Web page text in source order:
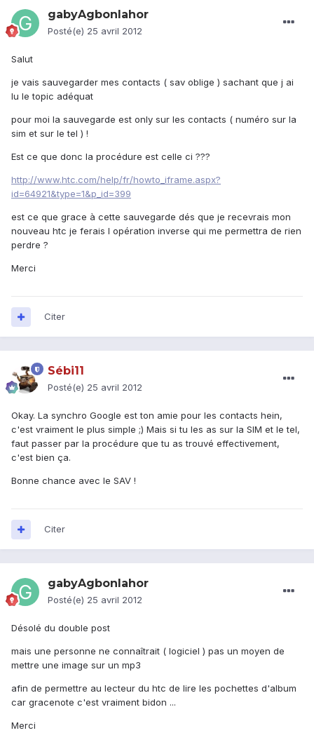
gabyAgbonlahor
Posté(e) 25 avril 2012
Salut
je vais sauvegarder mes contacts ( sav oblige ) sachant que j ai
lu le topic adéquat
pour moi la sauvegarde est only sur les contacts ( numéro sur la
sim et sur le tel ) !
Est ce que donc la procédure est celle ci ???
http://www.htc.com/help/fr/howto_iframe.aspx?
id=64921&type=1&p_id=399
est ce que grace à cette sauvegarde dés que je recevrais mon
nouveau htc je ferais l opération inverse qui me permettra de rien
perdre ?
Merci
Citer
Sébi11
Posté(e) 25 avril 2012
Okay. La synchro Google est ton amie pour les contacts hein,
c'est vraiment le plus simple ;) Mais si tu les as sur la SIM et le tel,
faut passer par la procédure que tu as trouvé effectivement,
c'est bien ça.
Bonne chance avec le SAV !
Citer
gabyAgbonlahor
Posté(e) 25 avril 2012
Désolé du double post
mais une personne ne connaîtrait ( logiciel ) pas un moyen de
mettre une image sur un mp3
afin de permettre au lecteur du htc de lire les pochettes d'album
car gracenote c'est vraiment bidon ...
Merci